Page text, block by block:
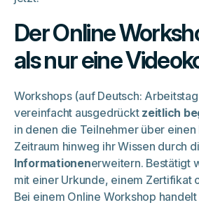
Der Online
als nur eine
Workshops (auf Deutsch:
vereinfacht ausgedrückt zeitlich
in denen die Teilnehmer über
Zeitraum hinweg ihr Wissen durch
Informationenerweitern. Bestätigt
mit einer Urkunde, einem Zertifikat
Bei einem Online Workshop handelt